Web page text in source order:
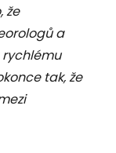
že
a
rychlému
tak, že